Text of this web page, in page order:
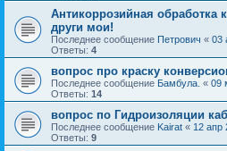
Антикоррозийная обработка
други мои!
Последнее сообщение Петрович « 03
Ответы: 4
вопрос про краску
Последнее сообщение Бамбула. « 09
Ответы: 14
вопрос по Гидроизоляции
Последнее сообщение Kairat « 12 апр
Ответы: 9